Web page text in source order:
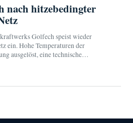
nach hitzebedingter
Golfech speist wieder
ein. Hohe Temperaturen der
ausgelöst, eine technische